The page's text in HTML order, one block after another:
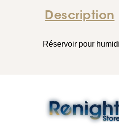
Description
Réservoir pour